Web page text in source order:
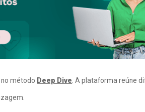
no método Deep Dive. A plataforma reúne